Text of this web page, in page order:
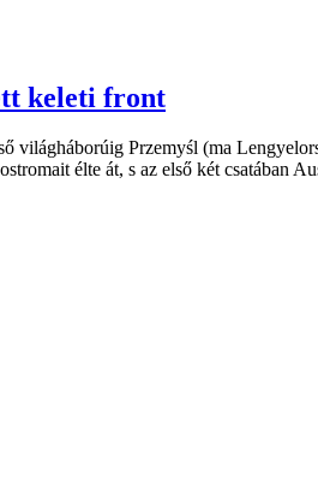
keleti front
világháborúig Przemyśl (ma
élte át, s az első két